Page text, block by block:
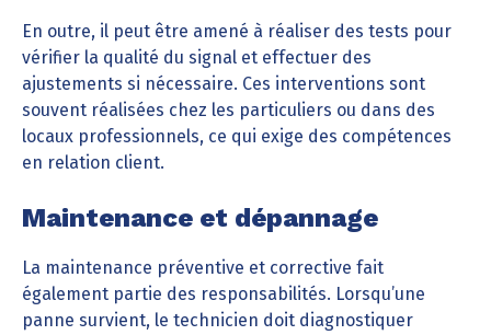
En outre, il peut être amené à réaliser des tests pour
vérifier la qualité du signal et effectuer des
ajustements si nécessaire. Ces interventions sont
souvent réalisées chez les particuliers ou dans des
locaux professionnels, ce qui exige des compétences
en relation client.
Maintenance et dépannage
La maintenance préventive et corrective fait
également partie des responsabilités. Lorsqu’une
panne survient, le technicien doit diagnostiquer